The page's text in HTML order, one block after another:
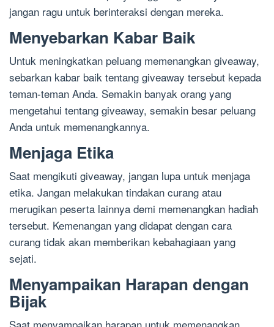
jangan ragu untuk berinteraksi dengan mereka.
Menyebarkan Kabar Baik
Untuk meningkatkan peluang memenangkan giveaway,
sebarkan kabar baik tentang giveaway tersebut kepada
teman-teman Anda. Semakin banyak orang yang
mengetahui tentang giveaway, semakin besar peluang
Anda untuk memenangkannya.
Menjaga Etika
Saat mengikuti giveaway, jangan lupa untuk menjaga
etika. Jangan melakukan tindakan curang atau
merugikan peserta lainnya demi memenangkan hadiah
tersebut. Kemenangan yang didapat dengan cara
curang tidak akan memberikan kebahagiaan yang
sejati.
Menyampaikan Harapan dengan
Bijak